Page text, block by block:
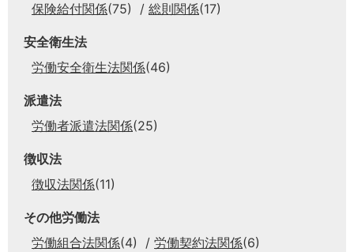
保険給付関係(75) 総則関係(17)
安全衛生法
労働安全衛生法関係(46)
派遣法
労働者派遣法関係(25)
徴収法
徴収法関係(11)
その他労働法
労働組合法関係(4) 労働契約法関係(6)